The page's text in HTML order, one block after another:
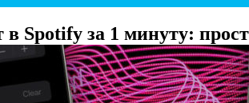
в Spotify за 1 минуту: